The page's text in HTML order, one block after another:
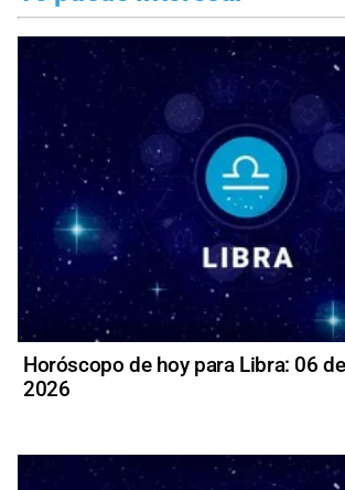
Horóscopo de hoy para Libra: 06
2026